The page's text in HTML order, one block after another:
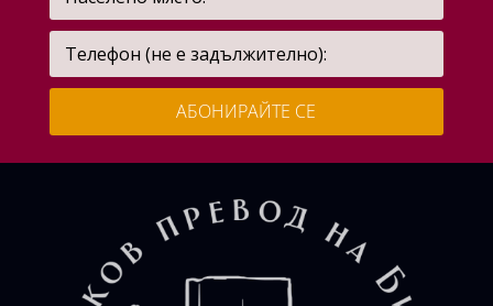
АБОНИРАЙТЕ СЕ